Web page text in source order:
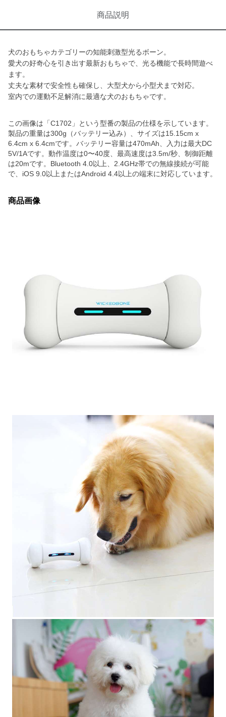
商品説明
犬のおもちゃカテゴリーの知能刺激型光るボーン。
愛犬の好奇心を引き出す最新おもちゃで、光る機能で長時間遊べ
ます。
丈夫な素材で安全性も確保し、大型犬から小型犬まで対応。
室内での運動不足解消に最適な犬のおもちゃです。
この画像は「C1702」という型番の製品の仕様を示しています。
製品の重量は300g（バッテリー込み）、サイズは15.15cm x
6.4cm x 6.4cmです。バッテリー容量は470mAh、入力は最大DC
5V/1Aです。動作温度は0〜40度、最高速度は3.5m/秒、制御距離
は20mです。Bluetooth 4.0以上、2.4GHz帯での無線接続が可能
で、iOS 9.0以上またはAndroid 4.4以上の端末に対応しています。
商品画像